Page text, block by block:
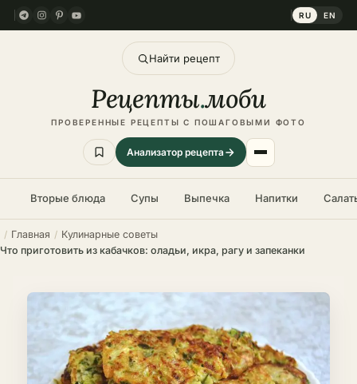
RU EN
Найти рецепт
Рецепты.моби
ПРОВЕРЕННЫЕ РЕЦЕПТЫ С ПОШАГОВЫМИ ФОТО
Анализатор рецепта
Вторые блюда Супы Выпечка Напитки
Главная
Кулинарные советы
Что приготовить из кабачков: оладьи, икра, рагу и запеканки